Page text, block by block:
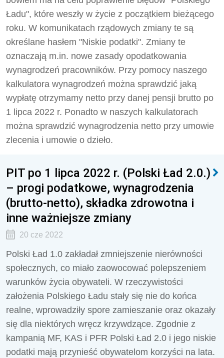
Ładu", które weszły w życie z początkiem bieżącego
roku. W komunikatach rządowych zmiany te są
określane hasłem "Niskie podatki". Zmiany te
oznaczają m.in. nowe zasady opodatkowania
wynagrodzeń pracowników. Przy pomocy naszego
kalkulatora wynagrodzeń można sprawdzić jaką
wypłatę otrzymamy netto przy danej pensji brutto po
1 lipca 2022 r. Ponadto w naszych kalkulatorach
można sprawdzić wynagrodzenia netto przy umowie
zlecenia i umowie o dzieło.
PIT po 1 lipca 2022 r. (Polski Ład 2.0.)
– progi podatkowe, wynagrodzenia
(brutto-netto), składka zdrowotna i
inne ważniejsze zmiany
20 cze 2022
Polski Ład 1.0 zakładał zmniejszenie nierówności
społecznych, co miało zaowocować polepszeniem
warunków życia obywateli. W rzeczywistości
założenia Polskiego Ładu stały się nie do końca
realne, wprowadziły spore zamieszanie oraz okazały
się dla niektórych wręcz krzywdzące. Zgodnie z
kampanią MF, KAS i PFR Polski Ład 2.0 i jego niskie
podatki mają przynieść obywatelom korzyści na lata.